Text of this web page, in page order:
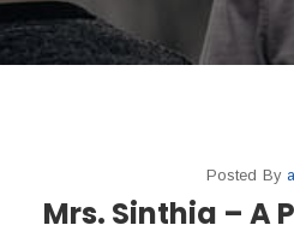
Posted By
Mrs. Sinthia – A